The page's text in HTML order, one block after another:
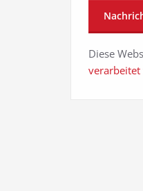
Diese
verarbeitet